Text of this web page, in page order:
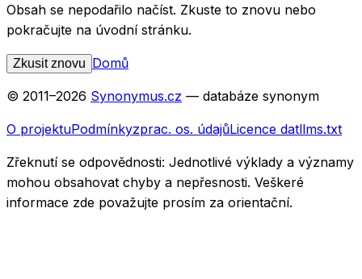
Obsah se nepodařilo načíst. Zkuste to znovu nebo
pokračujte na úvodní stránku.
Zkusit znovu Domů
© 2011–2026 Synonymus.cz — databáze synonym
O projektuPodmínkyzprac. os. údajůLicence datllms.txt
Zřeknutí se odpovědnosti: Jednotlivé výklady a významy
mohou obsahovat chyby a nepřesnosti. Veškeré
informace zde považujte prosím za orientační.